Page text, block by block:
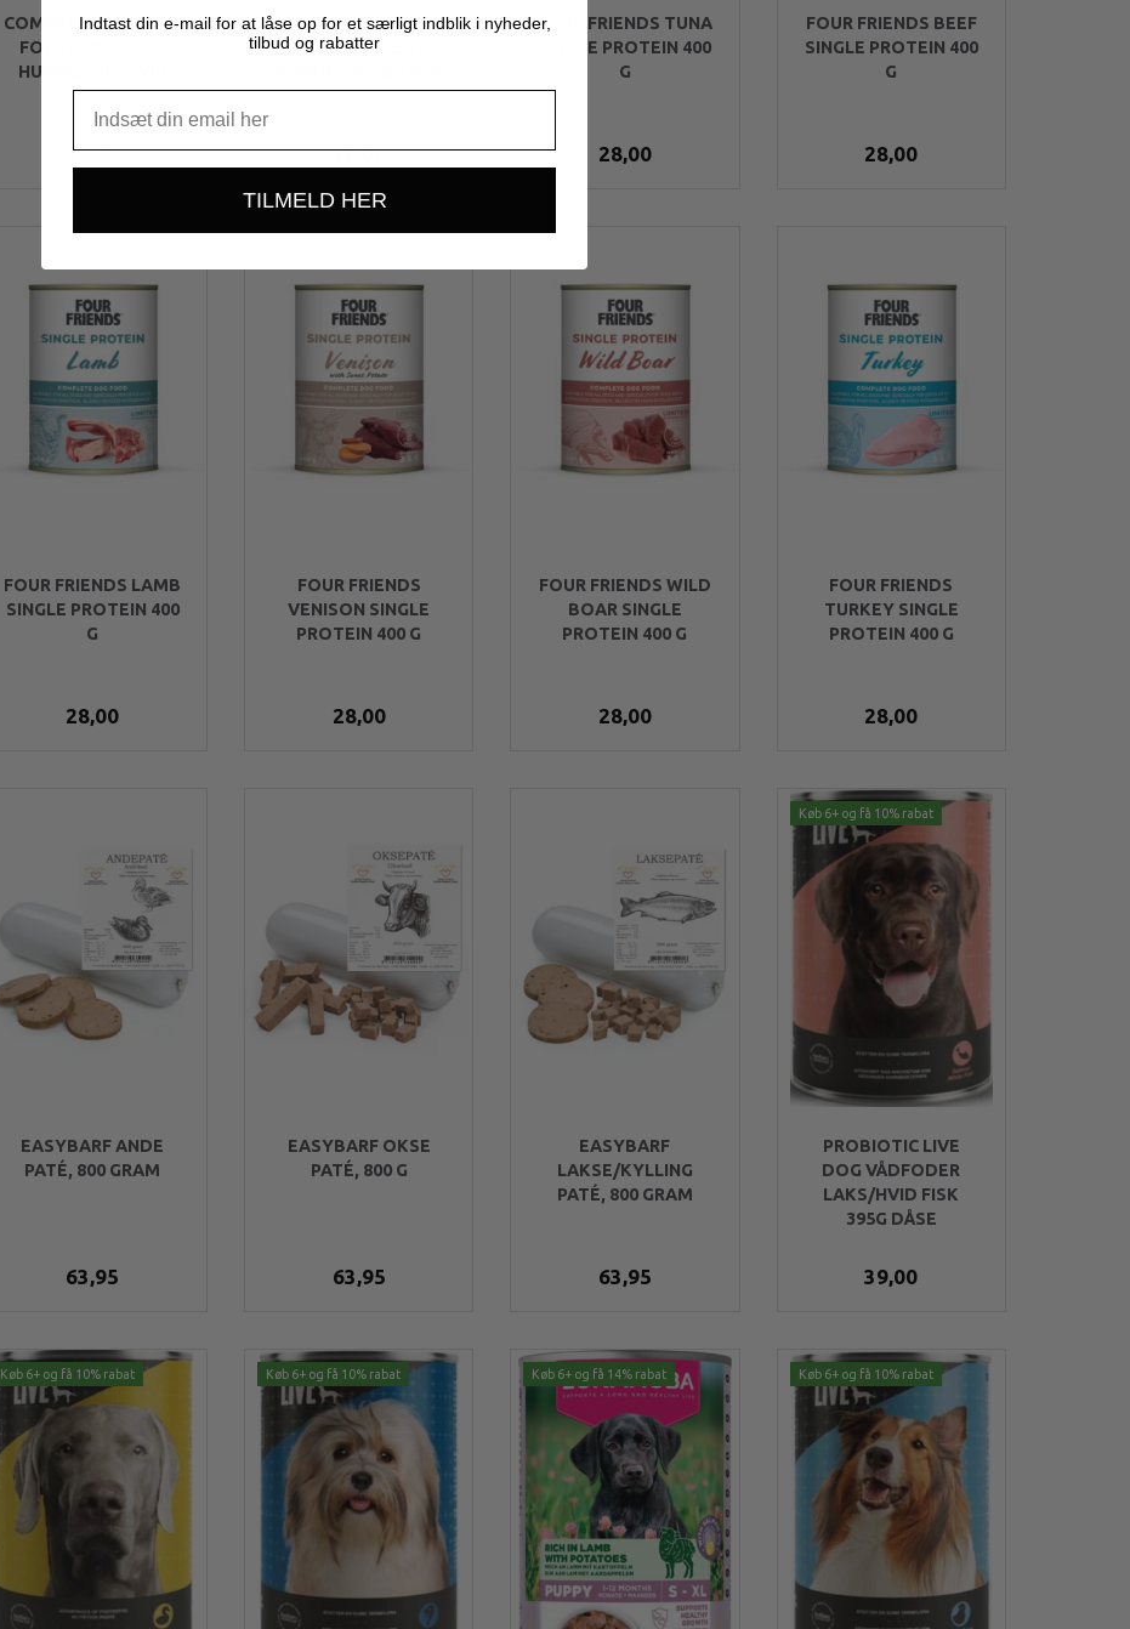
800 GRAM
800 G
800 GRAM
LAKSE/KYLLING PATÉ,
800 GRAM
COMPANION+ FEAST
FODERPØLSE TIL
HUNDE, VILDSVIN
350 G
36,00
COMPANION+ FEAST
FODERPØLSE TIL
36,00
FOUR FRIENDS TUNA
SINGLE PROTEIN 400
G
28,00
FOUR FRIENDS BEEF
SINGLE PROTEIN 400
G
28,00
FOUR FRIENDS LAMB
SINGLE PROTEIN 400
G
28,00
FOUR FRIENDS
VENISON SINGLE
PROTEIN 400 G
28,00
FOUR FRIENDS WILD
BOAR SINGLE
PROTEIN 400 G
28,00
FOUR FRIENDS
TURKEY SINGLE
PROTEIN 400 G
28,00
EASYBARF ANDE
PATÉ, 800 GRAM
63,95
EASYBARF OKSE
PATÉ, 800 G
63,95
EASYBARF
LAKSE/KYLLING
PATÉ, 800 GRAM
63,95
Køb 6+ og få 10% rabat
PROBIOTIC LIVE
DOG VÅDFODER
LAKS/HVID FISK
395G DÅSE
39,00
Køb 6+ og få 10% rabat Køb 6+ og få 10% rabat Køb 6+ og få 14% rabat Køb 6+ og få 10% rabat
Indtast din e-mail for at låse op for et særligt indblik i nyheder,
tilbud og rabatter
TILMELD HER